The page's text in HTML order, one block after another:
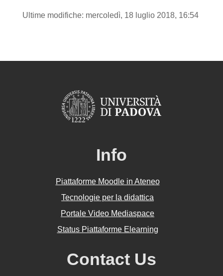
Ultime modifiche: mercoledì, 18 luglio 2018, 16:54
Info
Piattaforme Moodle in Ateneo
Tecnologie per la didattica
Portale Video Mediaspace
Status Piattaforme Elearning
Contact Us